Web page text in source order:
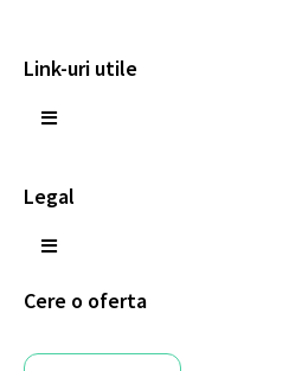
Link-uri utile
Legal
Cere o oferta